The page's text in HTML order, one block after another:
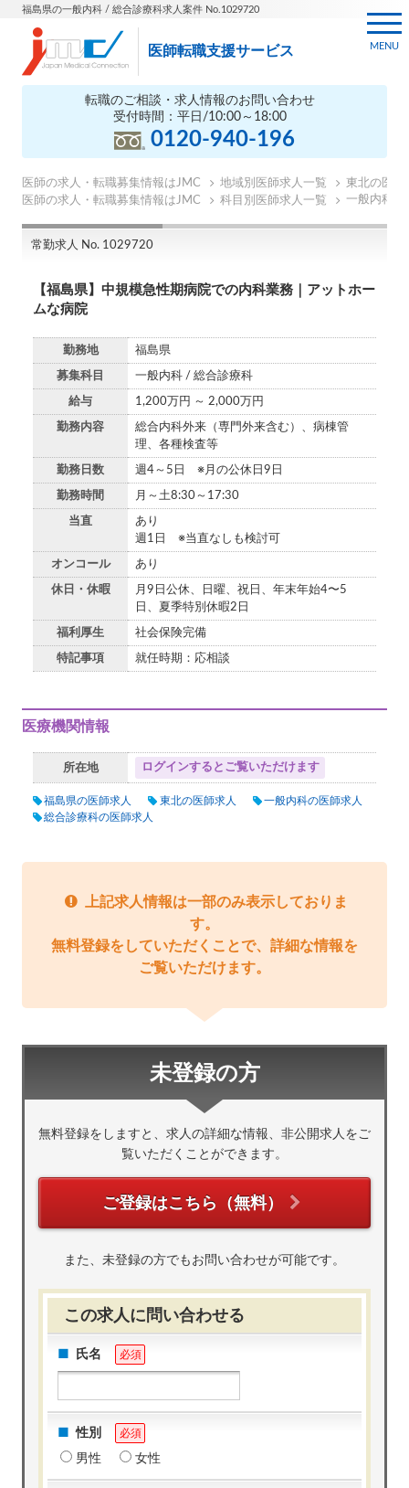
福島県の一般内科 / 総合診療科求人案件 No.1029720
医師転職支援サービス
転職のご相談・求人情報のお問い合わせ
受付時間：平日/10:00～18:00
0120-940-196
MENU
医師の求人・転職募集情報はJMC 地域別医師求人一覧
東北の医師
医師の求人・転職募集情報はJMC
科目別医師求人一覧 一般内科の
常勤求人 No. 1029720
【福島県】中規模急性期病院での内科業務｜アットホー
ムな病院
勤務地 福島県
募集科目 一般内科 / 総合診療科
給与 1,200万円 ～ 2,000万円
勤務内容
総合内科外来（専門外来含む）、病棟管
理、各種検査等
勤務日数 週4～5日 ※月の公休日9日
勤務時間 月～土8:30～17:30
当直
あり
週1日 ※当直なしも検討可
オンコール あり
休日・休暇
月9日公休、日曜、祝日、年末年始4〜5
日、夏季特別休暇2日
福利厚生 社会保険完備
特記事項 就任時期：応相談
医療機関情報
所在地 ログインするとご覧いただけます
福島県の医師求人 東北の医師求人
一般内科の医師求人
総合診療科の医師求人
上記求人情報は一部のみ表示しておりま
す。
無料登録をしていただくことで、詳細な情報を
ご覧いただけます。
未登録の方
無料登録をしますと、求人の詳細な情報、非公開求人をご
覧いただくことができます。
ご登録はこちら（無料）
また、未登録の方でもお問い合わせが可能です。
この求人に問い合わせる
氏名 必須
性別 必須
男性 女性